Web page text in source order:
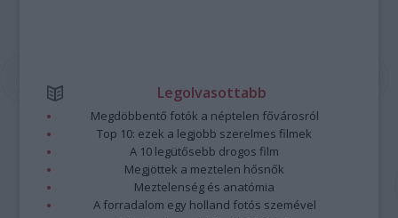
Legolvasottabb
Megdöbbentő fotók a néptelen fővárosról
Top 10: ezek a legjobb szerelmes filmek
A 10 legütősebb drogos film
Megjöttek a meztelen hősnők
Meztelenség és anatómia
A forradalom egy holland fotós szemével